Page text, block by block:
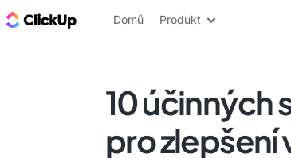
ClickUp blog
Domů Produkt
10 účinných
pro zlepšení